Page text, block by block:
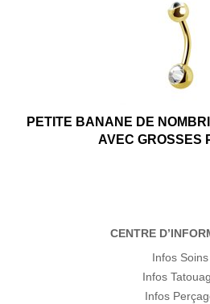
PETITE BANANE DE
AVEC GROSSES
CENTRE
Infos Soins
Infos
Infos